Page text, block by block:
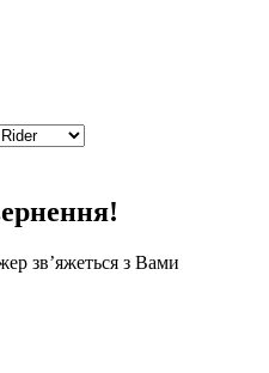
зв’яжеться з Вами